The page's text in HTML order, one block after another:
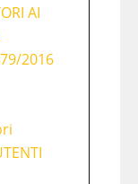
AI
2016